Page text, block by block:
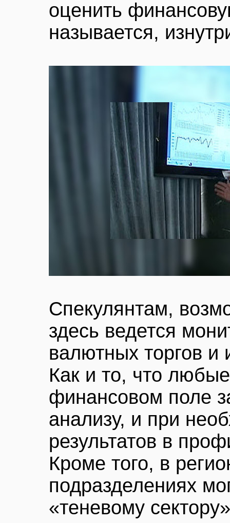
оценить
называется,
Спекулянтам,
здесь ведется
валютных торгов и
Как и то, что
финансовом поле
анализу, и при
результатов в
Кроме того, в
подразделениях
«теневому